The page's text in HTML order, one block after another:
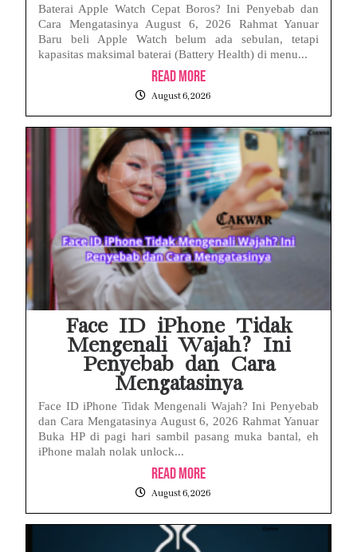
Baterai Apple Watch Cepat Boros? Ini Penyebab dan
Cara Mengatasinya August 6, 2026 Rahmat Yanuar
Baru beli Apple Watch belum ada sebulan, tetapi
kapasitas maksimal baterai (Battery Health) di menu...
Read More
August 6, 2026
Face ID iPhone Tidak
Mengenali Wajah? Ini
Penyebab dan Cara
Mengatasinya
Face ID iPhone Tidak Mengenali Wajah? Ini Penyebab
dan Cara Mengatasinya August 6, 2026 Rahmat Yanuar
Buka HP di pagi hari sambil pasang muka bantal, eh
iPhone malah nolak unlock...
Read More
August 6, 2026